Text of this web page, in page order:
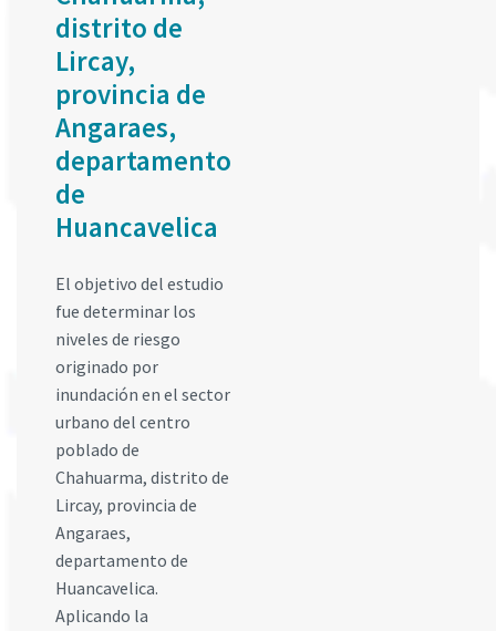
distrito de
Lircay,
provincia de
Angaraes,
departamento
de
Huancavelica
El objetivo del estudio
fue determinar los
niveles de riesgo
originado por
inundación en el sector
urbano del centro
poblado de
Chahuarma, distrito de
Lircay, provincia de
Angaraes,
departamento de
Huancavelica.
Aplicando la